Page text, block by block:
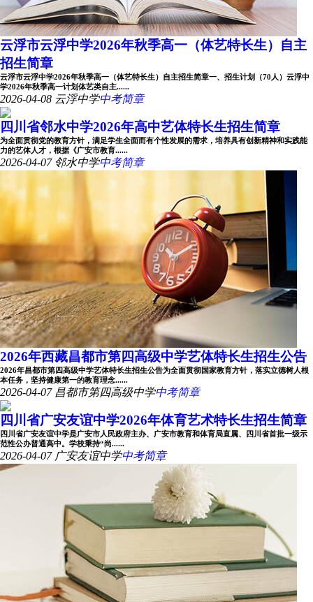
云浮市云浮中学2026年秋季高一（体艺特长生）自主
招生简章
云浮市云浮中学2026年秋季高一（体艺特长生）自主招生简章一、招生计划（70人）云浮中
学2026年秋季高一计划体艺类自主......
2026-04-08 云浮中学中考简章
四川省邻水中学2026年高中艺体特长生招生简章
为全面贯彻党的教育方针，满足学生全面而有个性发展的需求，培养具有创新精神和实践能
力的艺体人才，根据《广安市教育......
2026-04-07 邻水中学中考简章
2026年西藏昌都市第四高级中学艺体特长生招生公告
2026年昌都市第四高级中学艺体特长生招生公告为全面贯彻国家教育方针，落实立德树人根
本任务，坚持健康第一的教育理念......
2026-04-07 昌都市第四高级中学中考简章
四川省广安友谊中学2026年体育艺术特长生招生简章
四川省广安友谊中学是广安市人民政府主办、广安市教育和体育局直属、四川省首批一级示
范性公办普通高中。学校秉持“尚......
2026-04-07 广安友谊中学中考简章